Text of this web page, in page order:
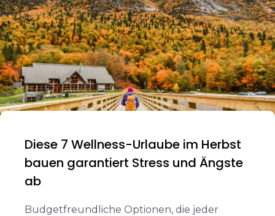
Diese 7 Wellness-Urlaube im Herbst
bauen garantiert Stress und Ängste
ab
Budgetfreundliche Optionen, die jeder